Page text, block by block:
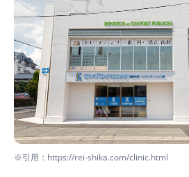
※引用：https://rei-shika.com/clinic.html